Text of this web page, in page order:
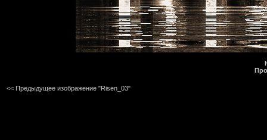
<< Предыдущее изображение "Risen_03"